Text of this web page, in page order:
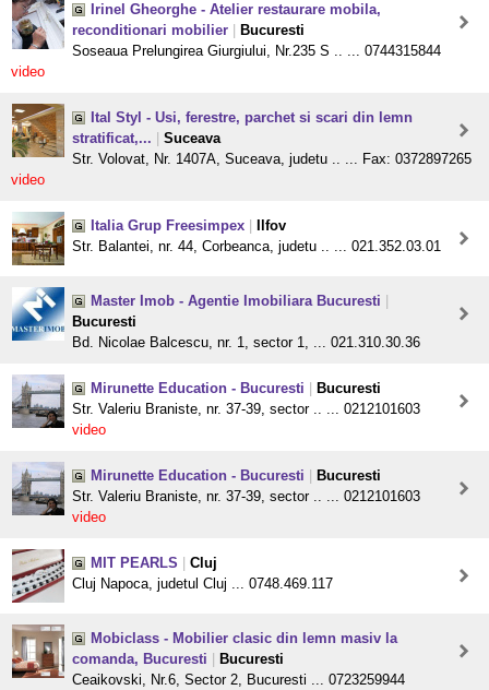
Irinel Gheorghe - Atelier restaurare mobila,
reconditionari mobilier
Bucuresti
Soseaua Prelungirea Giurgiului, Nr.235 S .. ... 0744315844
video
Ital Styl - Usi, ferestre, parchet si scari din lemn
stratificat,...
Suceava
Str. Volovat, Nr. 1407A, Suceava, judetu .. ... Fax: 0372897265
video
Italia Grup Freesimpex
Ilfov
Str. Balantei, nr. 44, Corbeanca, judetu .. ... 021.352.03.01
Master Imob - Agentie Imobiliara Bucuresti
Bucuresti
Bd. Nicolae Balcescu, nr. 1, sector 1, ... 021.310.30.36
Mirunette Education - Bucuresti
Bucuresti
Str. Valeriu Braniste, nr. 37-39, sector .. ... 0212101603
video
Mirunette Education - Bucuresti
Bucuresti
Str. Valeriu Braniste, nr. 37-39, sector .. ... 0212101603
video
MIT PEARLS
Cluj
Cluj Napoca, judetul Cluj ... 0748.469.117
Mobiclass - Mobilier clasic din lemn masiv la
comanda, Bucuresti
Bucuresti
Ceaikovski, Nr.6, Sector 2, Bucuresti ... 0723259944